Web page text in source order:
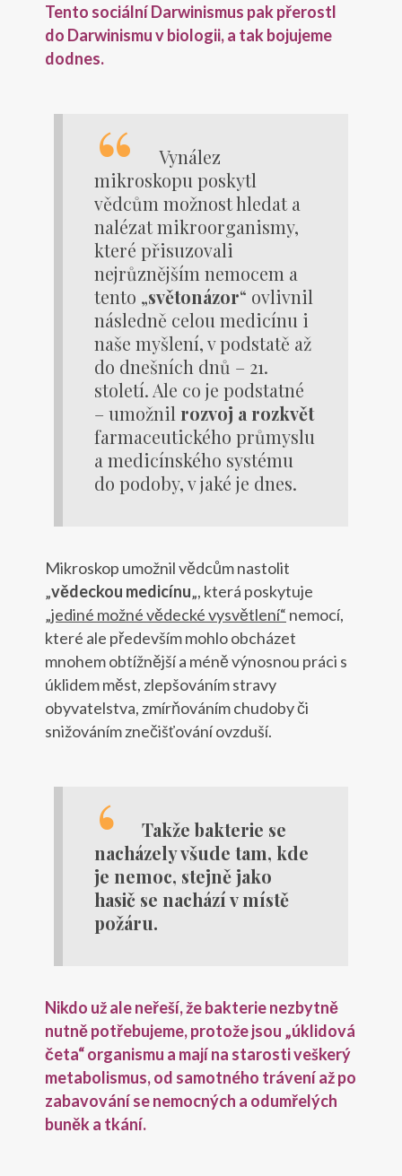
Tento sociální Darwinismus pak přerostl
do Darwinismu v biologii, a tak bojujeme
dodnes.
Vynález
mikroskopu poskytl
vědcům možnost hledat a
nalézat mikroorganismy,
které přisuzovali
nejrůznějším nemocem a
tento „světonázor“ ovlivnil
následně celou medicínu i
naše myšlení, v podstatě až
do dnešních dnů – 21.
století. Ale co je podstatné
– umožnil rozvoj a rozkvět
farmaceutického průmyslu
a medicínského systému
do podoby, v jaké je dnes.
Mikroskop umožnil vědcům nastolit
„vědeckou medicínu„, která poskytuje
„jediné možné vědecké vysvětlení“ nemocí,
které ale především mohlo obcházet
mnohem obtížnější a méně výnosnou práci s
úklidem měst, zlepšováním stravy
obyvatelstva, zmírňováním chudoby či
snižováním znečišťování ovzduší.
Takže bakterie se
nacházely všude tam, kde
je nemoc, stejně jako
hasič se nachází v místě
požáru.
Nikdo už ale neřeší, že bakterie nezbytně
nutně potřebujeme, protože jsou „úklidová
četa“ organismu a mají na starosti veškerý
metabolismus, od samotného trávení až po
zabavování se nemocných a odumřelých
buněk a tkání.